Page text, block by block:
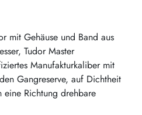
mit Gehäuse und Band aus
Tudor Master
Manufakturkaliber mit
Gangreserve, auf Dichtheit
Richtung drehbare